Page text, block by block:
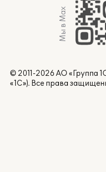
Мы в Max
© 2011-2026 АО «Группа
«1С»). Все права